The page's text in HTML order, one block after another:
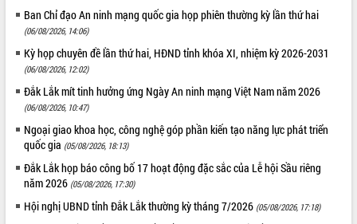
mặt Đoàn chuyên gia y tế TP. Hồ Chí
Minh
Lễ truy điệu và an táng hài cốt liệt sĩ
tại Nghĩa trang Liệt sĩ xã Sơn Hòa
Bàn giải pháp tháo gỡ khó khăn trong
xuất khẩu sầu riêng và triển khai quy
định EUDR
Thứ trưởng Bộ Nông nghiệp và Môi
trường Nguyễn Hoàng Hiệp khảo sát
vùng trồng và doanh nghiệp đóng gói
sầu riêng tại Đắk Lắk
Trình diễn nghệ thuật chế biến các
THỐNG KÊ TRUY CẬP
Hôm nay: 23502
Tất cả: 66036242
Ban Chỉ đạo An ninh mạng quốc gia họp phiên thường kỳ lần thứ hai
(06/08/2026, 14:06)
Kỳ họp chuyên đề lần thứ hai, HĐND tỉnh khóa XI, nhiệm kỳ 2026-2031
(06/08/2026, 12:02)
Đắk Lắk mít tinh hưởng ứng Ngày An ninh mạng Việt Nam năm 2026
(06/08/2026, 10:47)
Ngoại giao khoa học, công nghệ góp phần kiến tạo năng lực phát triển
quốc gia (05/08/2026, 18:13)
Đắk Lắk họp báo công bố 17 hoạt động đặc sắc của Lễ hội Sầu riêng
năm 2026 (05/08/2026, 17:30)
Hội nghị UBND tỉnh Đắk Lắk thường kỳ tháng 7/2026 (05/08/2026, 17:18)